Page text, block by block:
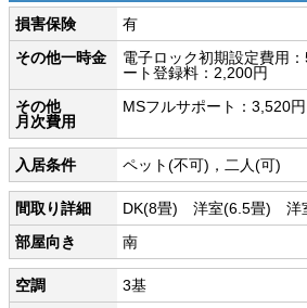
損害保険
有
その他一時金
電子ロック初期設定費用
ート登録料：2,200円
その他
月次費用
MSフルサポート：3,520
入居条件 ペット(不可)，二人(可)
間取り詳細
DK(8畳) 洋室(6.5畳) 洋
部屋向き
南
空調
3基